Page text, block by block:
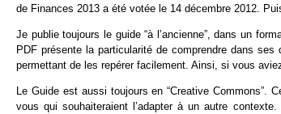
de Finances 2013 a été votée le 14 décembre 2012.
Je publie toujours le guide “à l’ancienne”, dans un
PDF présente la particularité de comprendre dans
permettant de les repérer facilement. Ainsi, si vous
Le Guide est aussi toujours en “Creative Commons”.
vous qui souhaiteraient l’adapter à un autre